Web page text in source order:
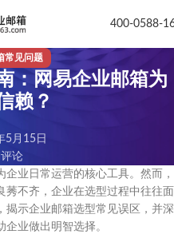
400-0588-
常见问题
：网易企业邮箱为
赖？
5月15日
论
业日常运营的核心工具。然而，
莠不齐，企业在选型过程中往往面
揭示企业邮箱选型常见误区，并深
企业做出明智选择。